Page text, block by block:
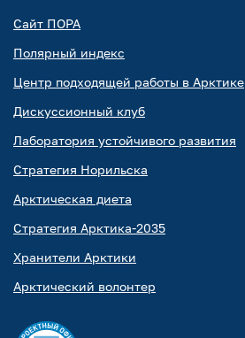
Сайт ПОРА
Полярный индекс
Центр подходящей работы в Арктике
Дискуссионный клуб
Лаборатория устойчивого развития
Стратегия Норильска
Арктическая диета
Стратегия Арктика-2035
Хранители Арктики
Арктический волонтер